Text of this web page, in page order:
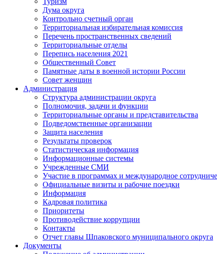
Дума округа
Контрольно счетный орган
Территориальная избирательная комиссия
Перечень пространственных сведений
Территориальные отделы
Перепись населения 2021
Общественный Совет
Памятные даты в военной истории России
Совет женщин
Администрация
Структура администрации округа
Полномочия, задачи и функции
Территориальные органы и представительства
Подведомственные организации
Защита населения
Результаты проверок
Статистическая информация
Информационные системы
Учрежденные СМИ
Участие в программах и международное
Официальные визиты и рабочие поездки
Информация
Кадровая политика
Приоритеты
Противодействие коррупции
Контакты
Отчет главы Шпаковского муниципального округа
Документы